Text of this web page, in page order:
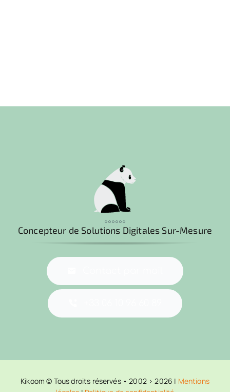
°°°°°°
Concepteur de Solutions Digitales Sur-Mesure
Kikoom © Tous droits réservés • 2002 > 2026 | Mentions